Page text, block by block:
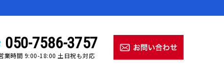
050-7586-3757
業時間 9:00-18:00 土日祝も対応